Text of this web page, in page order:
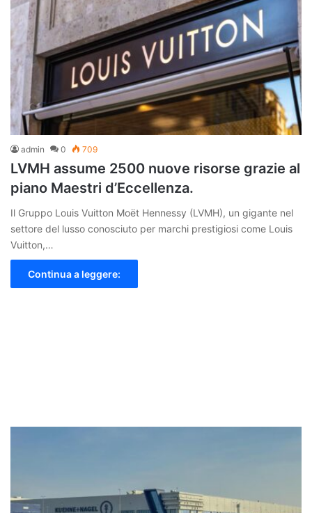
admin 0 709
LVMH assume 2500 nuove risorse grazie al
piano Maestri d’Eccellenza.
Il Gruppo Louis Vuitton Moët Hennessy (LVMH), un gigante nel
settore del lusso conosciuto per marchi prestigiosi come Louis
Vuitton,…
Continua a leggere: